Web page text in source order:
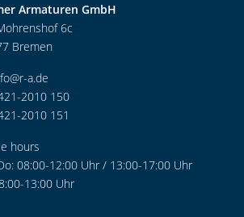
Armaturen GmbH
6c
Bremen
a.de
2010 150
2010 151
hours
08:00-12:00 Uhr / 13:00-17:00 Uhr
13:00 Uhr